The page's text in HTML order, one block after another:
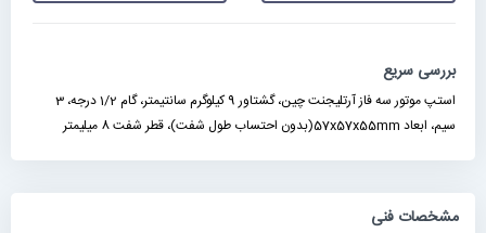
بررسی سریع
استپ موتور سه فاز آرتلیجنت چین، گشتاور 9 کیلوگرم سانتیمتر، گام 1/2 درجه، 3
سیم، ابعاد 57x57x55mm(بدون احتساب طول شفت)، قطر شفت 8 میلیمتر
مشخصات فنی